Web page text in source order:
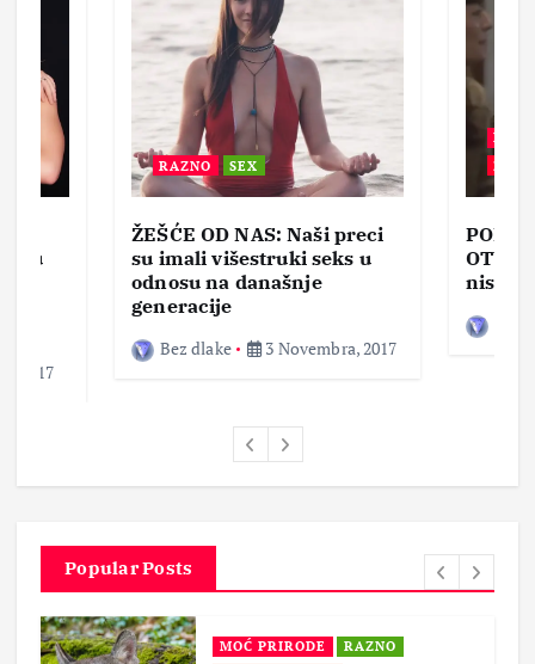
u
2017
RAZNO SEX
ŽEŠĆE OD NAS: Naši preci
su imali višestruki seks u
odnosu na današnje
generacije
Bez dlake 3 Novembra, 2017
BEZ
nisam
Popular Posts
MOĆ PRIRODE
RAZNO